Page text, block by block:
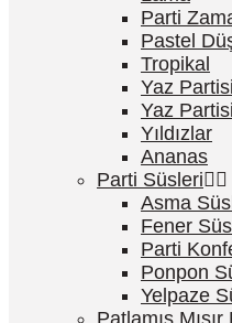
Parti
Pastel
Tropikal
Yaz
Yaz
Yıldızlar
Ananas
Parti Süsleri
Asma
Fener
Parti
Ponpon
Yelpaze